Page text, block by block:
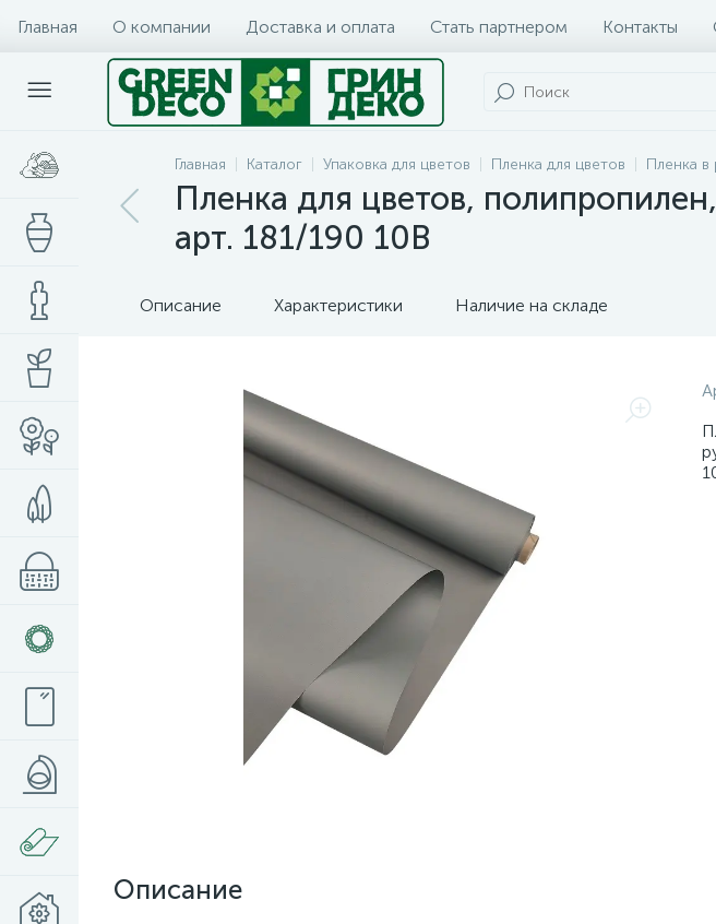
Главная О компании Доставка и оплата Стать партнером Контакты
Главная Каталог Упаковка для цветов Пленка для цветов Пленка в
Пленка для цветов,
арт. 181/190 10В
Описание Характеристики Наличие на складе
Описание